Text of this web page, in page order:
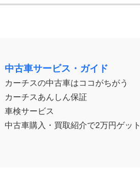
中古車サービス・ガイド
カーチスの中古車はココがちがう
カーチスあんしん保証
車検サービス
中古車購入・買取紹介で2万円ゲット